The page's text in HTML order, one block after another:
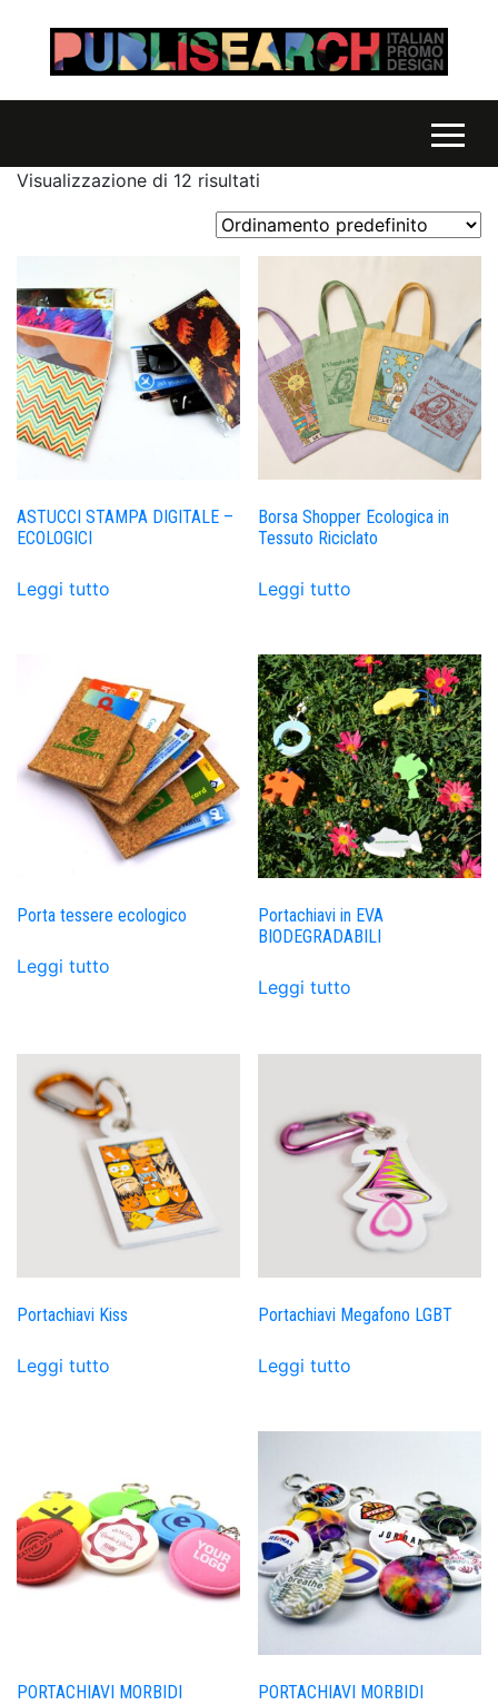
Visualizzazione di 12 risultati
ASTUCCI STAMPA DIGITALE –
ECOLOGICI
Leggi tutto
Borsa Shopper Ecologica in
Tessuto Riciclato
Leggi tutto
Porta tessere ecologico
Leggi tutto
Portachiavi in EVA
BIODEGRADABILI
Leggi tutto
Portachiavi Kiss
Leggi tutto
Portachiavi Megafono LGBT
Leggi tutto
PORTACHIAVI MORBIDI
PORTACHIAVI MORBIDI